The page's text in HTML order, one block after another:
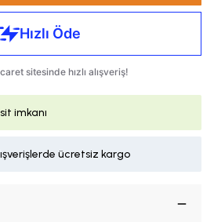
imkanı
ücretsiz kargo